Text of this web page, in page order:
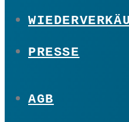
PRESSE
AGB